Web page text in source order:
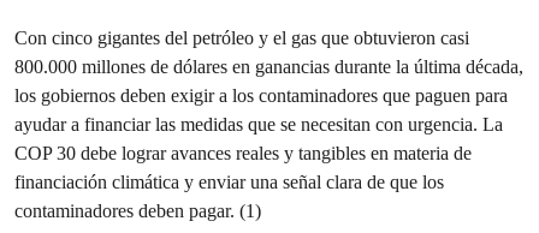
Con cinco gigantes del petróleo y el gas que obtuvieron casi
800.000 millones de dólares en ganancias durante la última década,
los gobiernos deben exigir a los contaminadores que paguen para
ayudar a financiar las medidas que se necesitan con urgencia. La
COP 30 debe lograr avances reales y tangibles en materia de
financiación climática y enviar una señal clara de que los
contaminadores deben pagar. (1)